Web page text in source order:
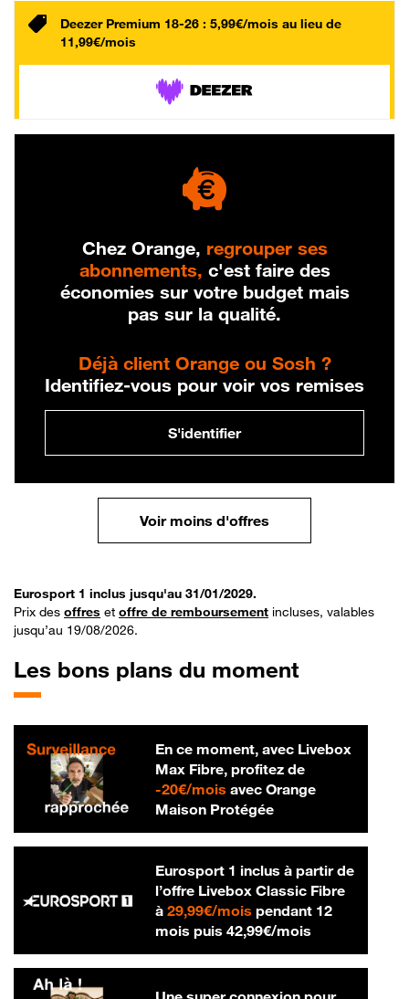
Deezer Premium 18-26 : 5,99€/mois au lieu de
11,99€/mois
Chez Orange, regrouper ses
abonnements, c'est faire des
économies sur votre budget mais
pas sur la qualité.
Déjà client Orange ou Sosh ?
Identifiez-vous pour voir vos remises
S'identifier
Voir moins d'offres
Eurosport 1 inclus jusqu'au 31/01/2029.
Prix des offres et offre de remboursement incluses, valables
jusqu’au 19/08/2026.
Les bons plans du moment
En ce moment, avec Livebox
Max Fibre, profitez de
-20€/mois20 € par mois
avec Orange
Maison Protégée
Eurosport 1 inclus à partir de
l’offre Livebox Classic Fibre
à 29,99€/mois29,99 € par mois
pendant 12
mois puis 42,99€/mois42,99 € par